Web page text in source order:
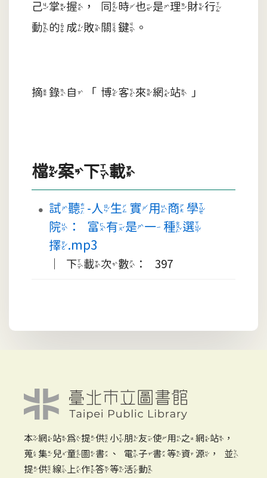
己掌握，同時也是理財行
動的成敗關鍵。
摘錄自「博客來網站」
檔案下載
試聽-人生實用商學
院：富有是一種選
擇.mp3
｜下載次數： 397
本網站為提供小朋友使用之網站，
蒐集兒童圖書、電子書等資源，並
提供線上作答等活動